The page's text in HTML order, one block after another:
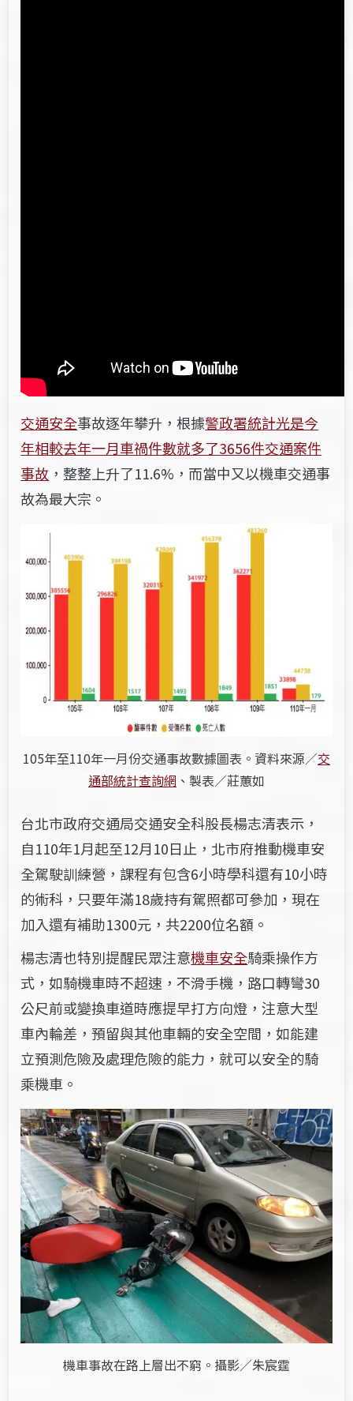
交通安全事故逐年攀升，根據警政署統計光是今
年相較去年一月車禍件數就多了3656件交通案件
事故 ，整整上升了11.6%，而當中又以機車交通事
故為最大宗。
105年至110年一月份交通事故數據圖表。資料來源／交
通部統計查詢網 、製表／莊蕙如
台北市政府交通局交通安全科股長楊志清表示，
自110年1月起至12月10日止，北市府推動機車安
全駕駛訓練營，課程有包含6小時學科還有10小時
的術科，只要年滿18歲持有駕照都可參加，現在
加入還有補助1300元，共2200位名額。
楊志清也特別提醒民眾注意機車安全騎乘操作方
式，如騎機車時不超速，不滑手機，路口轉彎30
公尺前或變換車道時應提早打方向燈，注意大型
車內輪差，預留與其他車輛的安全空間，如能建
立預測危險及處理危險的能力，就可以安全的騎
乘機車。
機車事故在路上層出不窮。攝影／朱宸霆